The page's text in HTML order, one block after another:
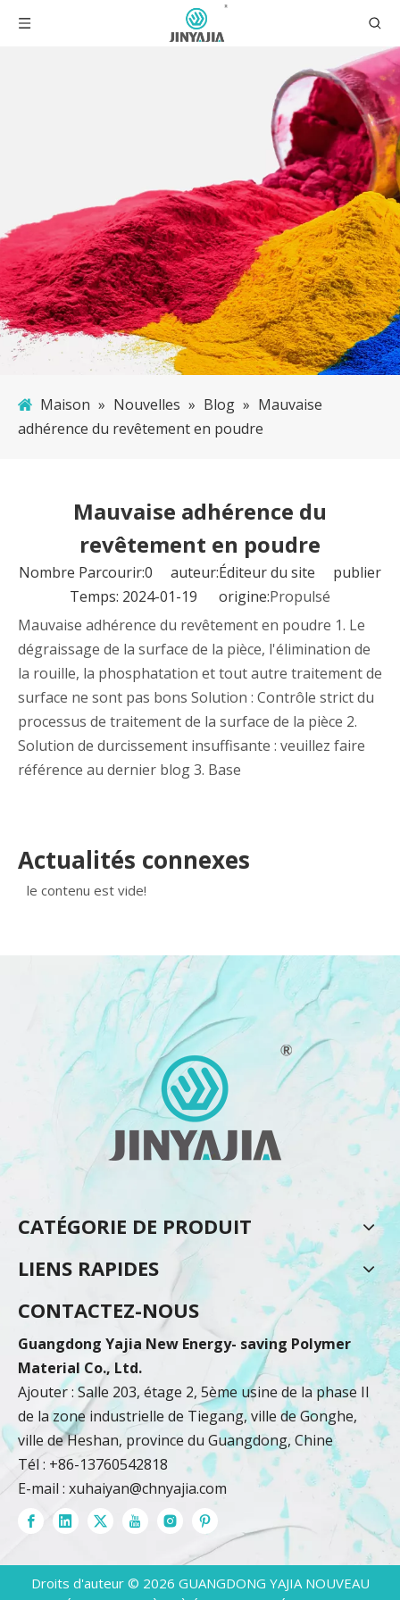
Maison » Nouvelles » Blog » Mauvaise
adhérence du revêtement en poudre
Mauvaise adhérence du
revêtement en poudre
Nombre Parcourir:0 auteur:Éditeur du site publier
Temps: 2024-01-19 origine:Propulsé
Mauvaise adhérence du revêtement en poudre 1. Le
dégraissage de la surface de la pièce, l'élimination de
la rouille, la phosphatation et tout autre traitement de
surface ne sont pas bons Solution : Contrôle strict du
processus de traitement de la surface de la pièce 2.
Solution de durcissement insuffisante : veuillez faire
référence au dernier blog 3. Base
Actualités connexes
le contenu est vide!
CATÉGORIE DE PRODUIT
LIENS RAPIDES
CONTACTEZ-NOUS
Guangdong Yajia New Energy- saving Polymer
Material Co., Ltd.
Ajouter : Salle 203, étage 2, 5ème usine de la phase II
de la zone industrielle de Tiegang, ville de Gonghe,
ville de Heshan, province du Guangdong, Chine
Tél : +86-13760542818
E-mail : xuhaiyan@chnyajia.com
Droits d'auteur © 2026 GUANGDONG YAJIA NOUVEAU